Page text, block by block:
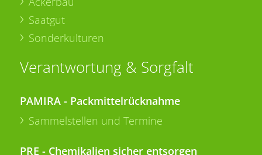
Saatgut
Sonderkulturen
Verantwortung & Sorgfalt
PAMIRA - Packmittelrücknahme
Sammelstellen und Termine
PRE - Chemikalien sicher entsorgen